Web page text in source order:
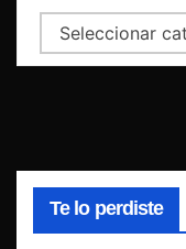
Categorías
Te lo perdiste